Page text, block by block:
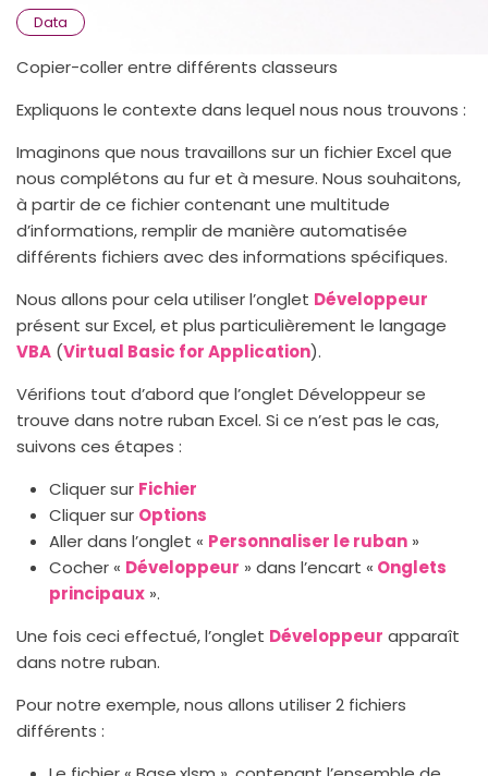
Data
Copier-coller entre différents classeurs
Expliquons le contexte dans lequel nous nous trouvons :
Imaginons que nous travaillons sur un fichier Excel que
nous complétons au fur et à mesure. Nous souhaitons,
à partir de ce fichier contenant une multitude
d’informations, remplir de manière automatisée
différents fichiers avec des informations spécifiques.
Nous allons pour cela utiliser l’onglet Développeur
présent sur Excel, et plus particulièrement le langage
VBA (Virtual Basic for Application).
Vérifions tout d’abord que l’onglet Développeur se
trouve dans notre ruban Excel. Si ce n’est pas le cas,
suivons ces étapes :
Cliquer sur Fichier
Cliquer sur Options
Aller dans l’onglet « Personnaliser le ruban »
Cocher « Développeur » dans l’encart « Onglets
principaux ».
Une fois ceci effectué, l’onglet Développeur apparaît
dans notre ruban.
Pour notre exemple, nous allons utiliser 2 fichiers
différents :